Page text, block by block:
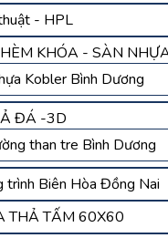
- HPL
KHÓA - SÀN
Kobler Bình Dương
ĐÁ -3D
than tre Bình Dương
trình Biên Hòa Đồng Nai
THẢ TẤM 60X60